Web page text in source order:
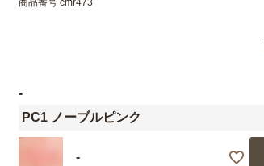
商品番号 cmr473
-
PC1 ノーブルピンク
-